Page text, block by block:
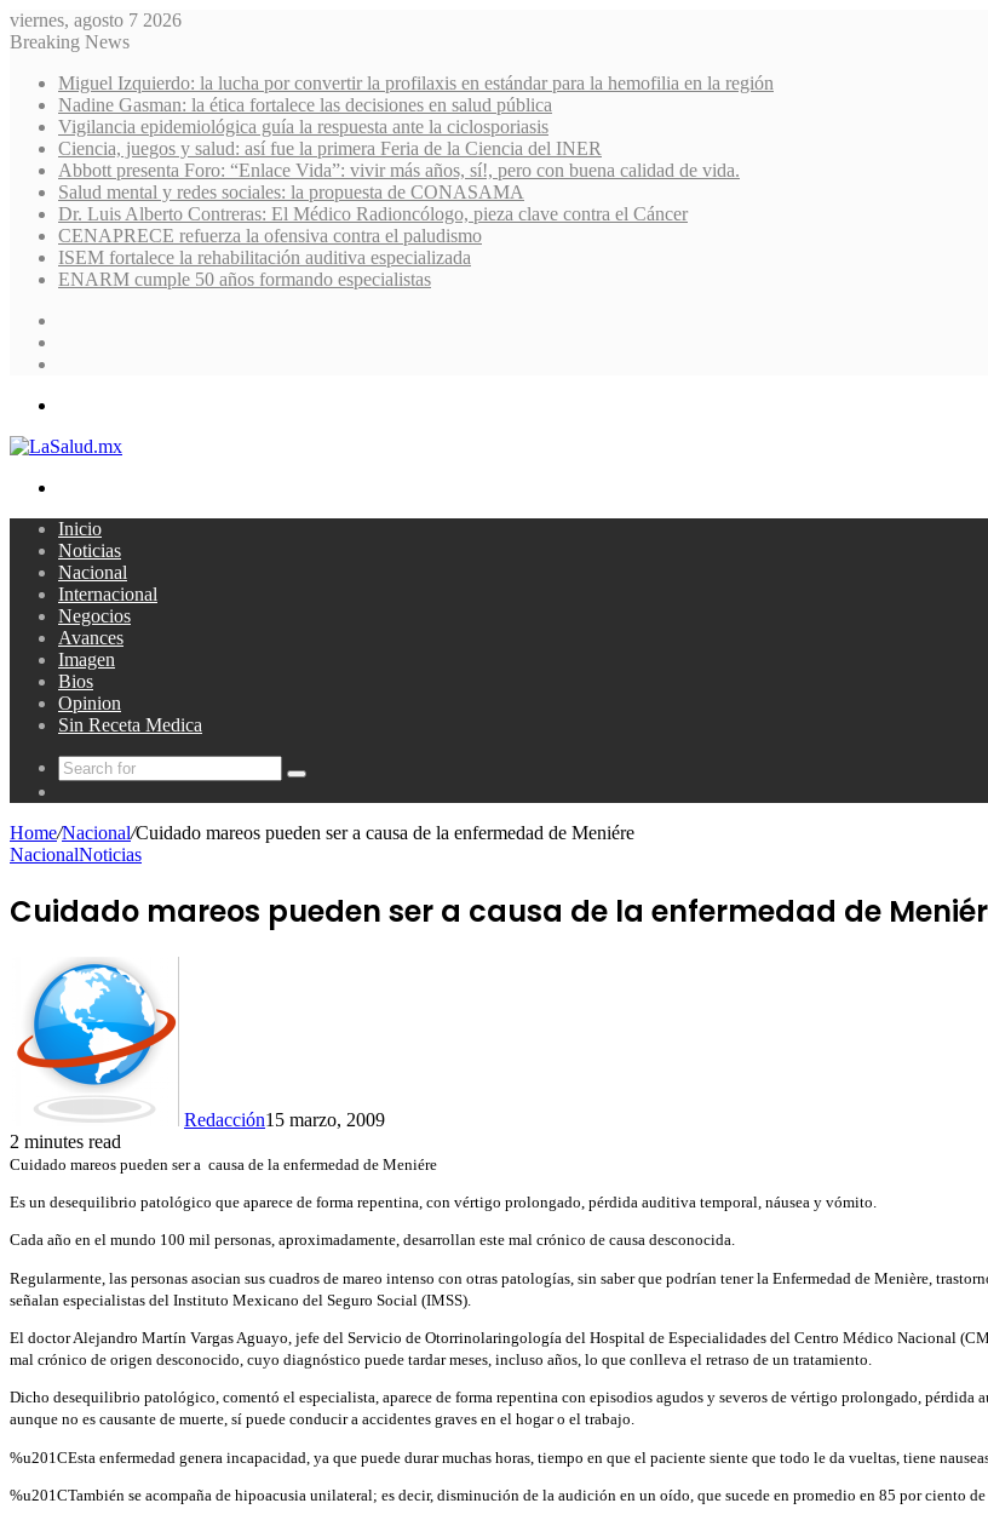
viernes, agosto 7 2026
Breaking News
Miguel Izquierdo: la lucha por convertir la profilaxis en estándar para la hemofilia en la región
Nadine Gasman: la ética fortalece las decisiones en salud pública
Vigilancia epidemiológica guía la respuesta ante la ciclosporiasis
Ciencia, juegos y salud: así fue la primera Feria de la Ciencia del INER
Abbott presenta Foro: “Enlace Vida”: vivir más años, sí!, pero con buena calidad de vida.
Salud mental y redes sociales: la propuesta de CONASAMA
Dr. Luis Alberto Contreras: El Médico Radioncólogo, pieza clave contra el Cáncer
CENAPRECE refuerza la ofensiva contra el paludismo
ISEM fortalece la rehabilitación auditiva especializada
ENARM cumple 50 años formando especialistas
Inicio
Noticias
Nacional
Internacional
Negocios
Avances
Imagen
Bios
Opinion
Sin Receta Medica
Search
for
Home/Nacional/Cuidado mareos pueden ser a causa de la enfermedad de Meniére
NacionalNoticias
Cuidado mareos pueden ser a causa de la enfermedad de
Redacción15 marzo, 2009
2 minutes read
Cuidado mareos pueden ser a causa de la enfermedad de Meniére
Es un desequilibrio patológico que aparece de forma repentina, con vértigo prolongado, pérdida auditiva temporal, náusea y vómito.
Cada año en el mundo 100 mil personas, aproximadamente, desarrollan este mal crónico de causa desconocida.
Regularmente, las personas asocian sus cuadros de mareo intenso con otras patologías, sin saber que podrían tener la Enfermedad de Menière,
señalan especialistas del Instituto Mexicano del Seguro Social (IMSS).
El doctor Alejandro Martín Vargas Aguayo, jefe del Servicio de Otorrinolaringología del Hospital de Especialidades del Centro Médico Nacional
mal crónico de origen desconocido, cuyo diagnóstico puede tardar meses, incluso años, lo que conlleva el retraso de un tratamiento.
Dicho desequilibrio patológico, comentó el especialista, aparece de forma repentina con episodios agudos y severos de vértigo prolongado,
aunque no es causante de muerte, sí puede conducir a accidentes graves en el hogar o el trabajo.
%u201CEsta enfermedad genera incapacidad, ya que puede durar muchas horas, tiempo en que el paciente siente que todo le da vueltas, tiene
%u201CTambién se acompaña de hipoacusia unilateral; es decir, disminución de la audición en un oído, que sucede en promedio en 85 por ciento